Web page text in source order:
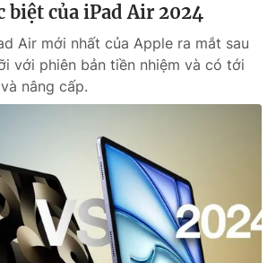
Podcast
Infographic
Shorts video
VTV Thể thao
Bất động sản
biệt của iPad Air 2024
Air mới nhất của Apple ra mắt sau
với phiên bản tiền nhiệm và có tới
nâng cấp.